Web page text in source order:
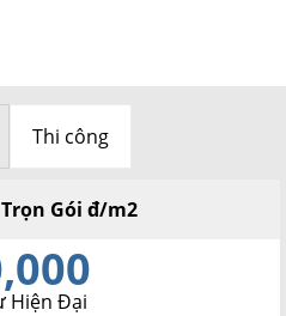
Thi công
Gói đ/m2
Hiện Đại